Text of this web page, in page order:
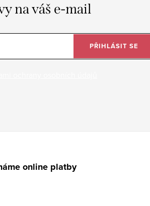
na váš e-mail
PŘIHLÁSIT SE
online platby